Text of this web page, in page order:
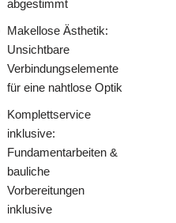
abgestimmt
Makellose Ästhetik:
Unsichtbare
Verbindungselemente
für eine nahtlose Optik
Komplettservice
inklusive:
Fundamentarbeiten &
bauliche
Vorbereitungen
inklusive